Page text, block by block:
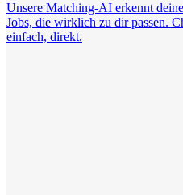
Unsere Matching-AI erkennt
Jobs, die wirklich zu dir passen.
einfach, direkt.